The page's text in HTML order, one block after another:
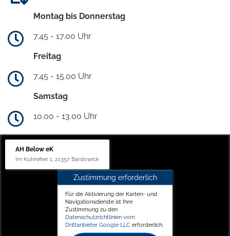
Montag bis Donnerstag
7.45 - 17.00 Uhr
Freitag
7.45 - 15.00 Uhr
Samstag
10.00 - 13.00 Uhr
AH Below eK
Im Kuhreiher 1, 21357 Bardowick
Zustimmung erforderlich
Für die Aktivierung der Karten- und
Navigationsdienste ist Ihre
Zustimmung zu den
Datenschutzrichtlinien vom
Drittanbieter Google LLC erforderlich.